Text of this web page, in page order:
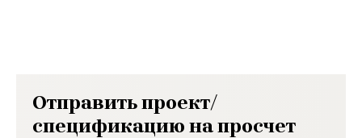
Отправить проект/
спецификацию на просчет